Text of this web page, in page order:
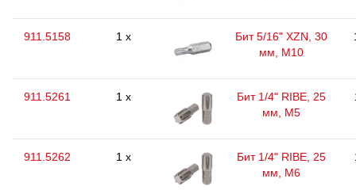
911.5158 1 x
Бит 5/16" XZN, 30
мм, М10
911.5261 1 x
Бит 1/4" RIBE, 25
мм, М5
911.5262 1 x
Бит 1/4" RIBE, 25
мм, М6